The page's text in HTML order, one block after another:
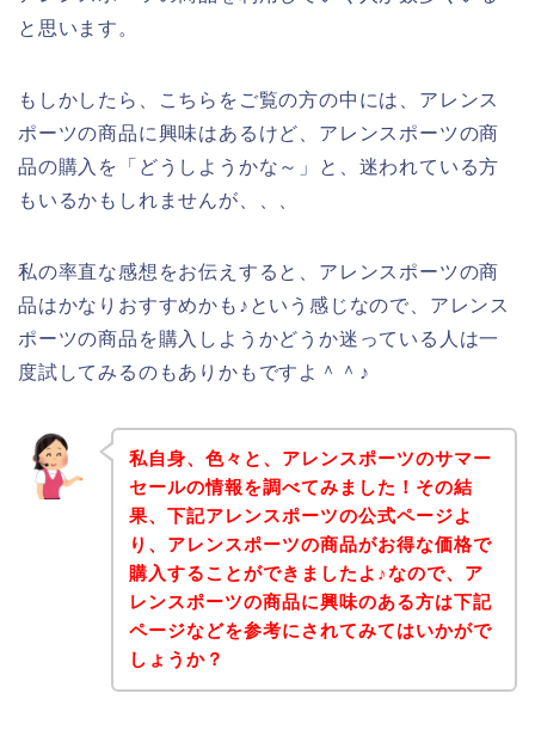
と思います。
もしかしたら、こちらをご覧の方の中には、アレンス
ポーツの商品に興味はあるけど、アレンスポーツの商
品の購入を「どうしようかな～」と、迷われている方
もいるかもしれませんが、、、
私の率直な感想をお伝えすると、アレンスポーツの商
品はかなりおすすめかも♪という感じなので、アレンス
ポーツの商品を購入しようかどうか迷っている人は一
度試してみるのもありかもですよ＾＾♪
私自身、色々と、アレンスポーツのサマー
セールの情報を調べてみました！その結
果、下記アレンスポーツの公式ページよ
り、アレンスポーツの商品がお得な価格で
購入することができましたよ♪なので、ア
レンスポーツの商品に興味のある方は下記
ページなどを参考にされてみてはいかがで
しょうか？